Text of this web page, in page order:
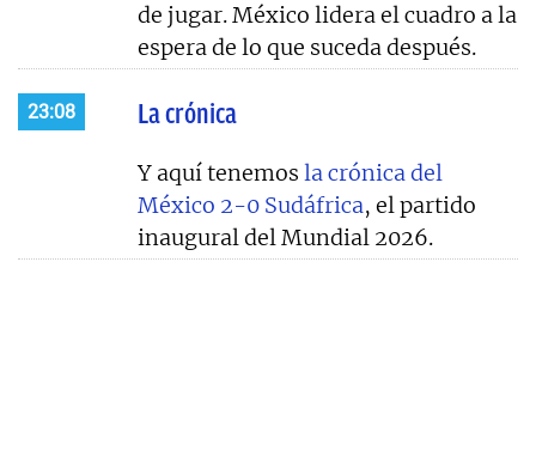
de jugar. México lidera el cuadro a la
espera de lo que suceda después.
23:08 La crónica
Y aquí tenemosla crónica del
México 2-0 Sudáfrica, el partido
inaugural del Mundial 2026.